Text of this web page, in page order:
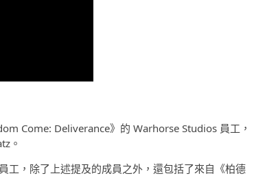
Come: Deliverance》的 Warhorse Studios 員工，
。
工，除了上述提及的成員之外，還包括了來自《柏德